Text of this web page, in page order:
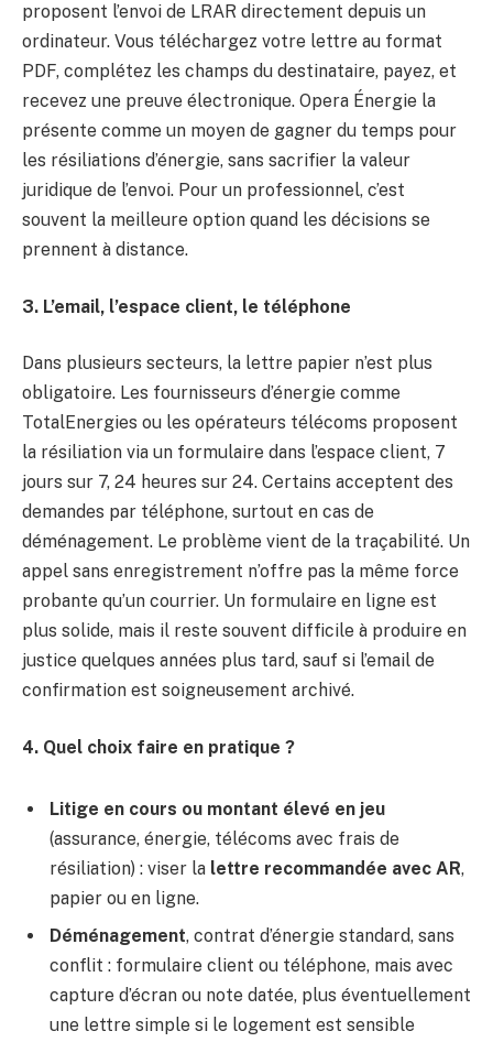
proposent l’envoi de LRAR directement depuis un
ordinateur. Vous téléchargez votre lettre au format
PDF, complétez les champs du destinataire, payez, et
recevez une preuve électronique. Opera Énergie la
présente comme un moyen de gagner du temps pour
les résiliations d’énergie, sans sacrifier la valeur
juridique de l’envoi. Pour un professionnel, c’est
souvent la meilleure option quand les décisions se
prennent à distance.
3. L’email, l’espace client, le téléphone
Dans plusieurs secteurs, la lettre papier n’est plus
obligatoire. Les fournisseurs d’énergie comme
TotalEnergies ou les opérateurs télécoms proposent
la résiliation via un formulaire dans l’espace client, 7
jours sur 7, 24 heures sur 24. Certains acceptent des
demandes par téléphone, surtout en cas de
déménagement. Le problème vient de la traçabilité. Un
appel sans enregistrement n’offre pas la même force
probante qu’un courrier. Un formulaire en ligne est
plus solide, mais il reste souvent difficile à produire en
justice quelques années plus tard, sauf si l’email de
confirmation est soigneusement archivé.
4. Quel choix faire en pratique ?
Litige en cours ou montant élevé en jeu
(assurance, énergie, télécoms avec frais de
résiliation) : viser la lettre recommandée avec AR,
papier ou en ligne.
Déménagement, contrat d’énergie standard, sans
conflit : formulaire client ou téléphone, mais avec
capture d’écran ou note datée, plus éventuellement
une lettre simple si le logement est sensible